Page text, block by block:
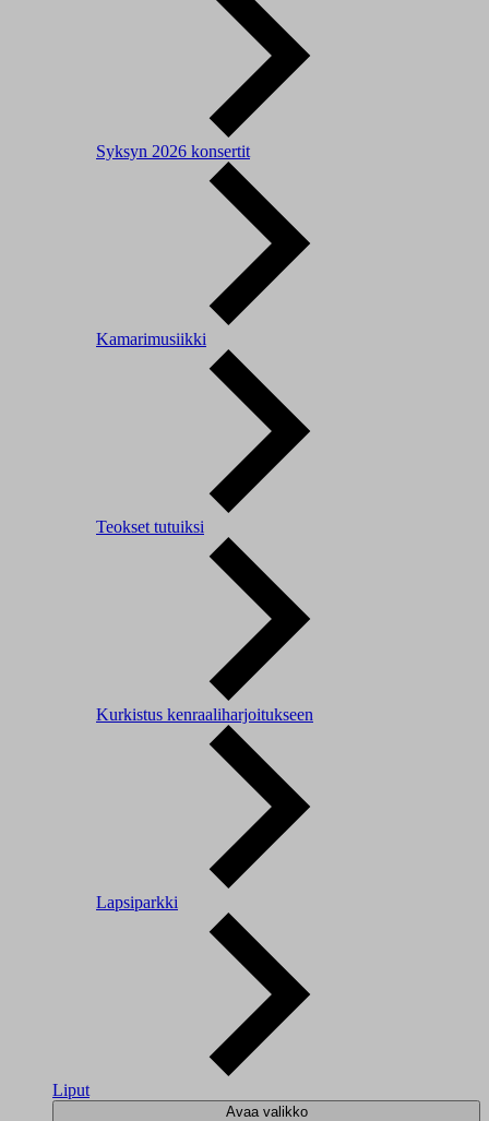
Syksyn 2026 konsertit
Kamarimusiikki
Teokset tutuiksi
Kurkistus kenraaliharjoitukseen
Lapsiparkki
Liput
Avaa valikko